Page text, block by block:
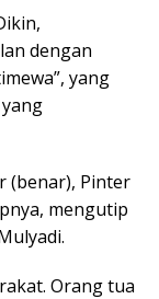
dengan
yang
(benar), Pinter
mengutip
Orang tua